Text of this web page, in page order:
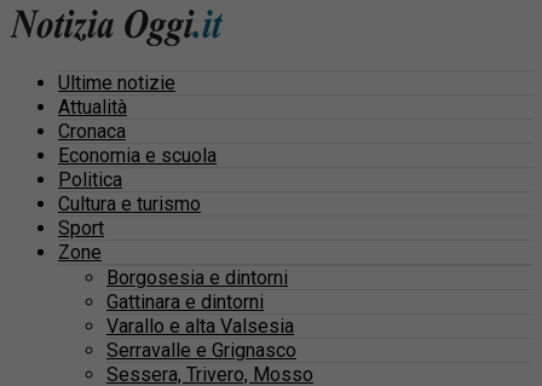
Ultime notizie
Attualità
Cronaca
Economia e scuola
Politica
Cultura e turismo
Sport
Zone
Borgosesia e dintorni
Gattinara e dintorni
Varallo e alta Valsesia
Serravalle e Grignasco
Sessera, Trivero, Mosso